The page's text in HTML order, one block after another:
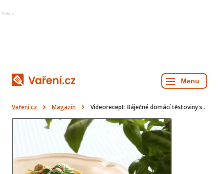
Reklama
Vaření.cz Magazín Videorecept: Báječné domácí těstoviny s pestem a kuřecím masem